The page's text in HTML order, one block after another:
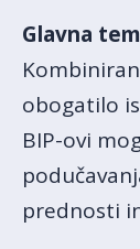
Glavna
obogatilo
BIP-ovi
prednosti